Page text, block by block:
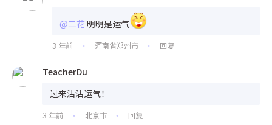
@二花 明明是运气
3 年前 • 河南省郑州市 • 回复
TeacherDu
过来沾沾运气！
3 年前 • 北京市 • 回复